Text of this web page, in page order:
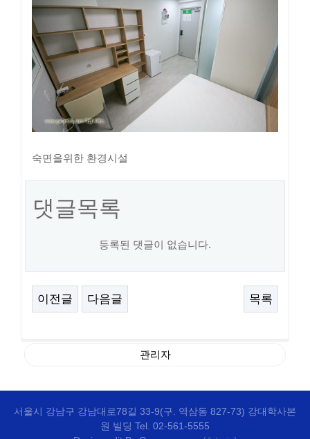
숙면을위한 환경시설
댓글목록
등록된 댓글이 없습니다.
이전글 다음글 목록
관리자
서울시 강남구 강남대로78길 33-9(구. 역삼동 827-73) 강대학사본
원 빌딩 Tel. 02-561-5555